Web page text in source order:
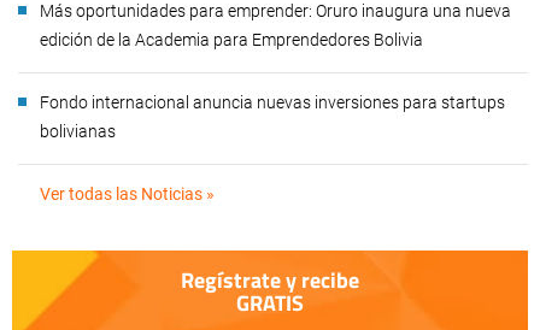
Más oportunidades para emprender: Oruro inaugura una nueva
edición de la Academia para Emprendedores Bolivia
Fondo internacional anuncia nuevas inversiones para startups
bolivianas
Ver todas las Noticias »
Regístrate y recibe
GRATIS